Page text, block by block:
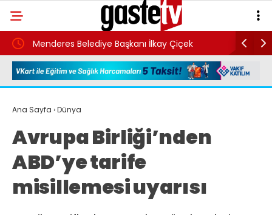
Menderes Belediye Başkanı İlkay Çiçek
görevden uzaklaştırıldı
Suikast
Burkay
Ana Sayfa ›Dünya
Avrupa Birliği’nden
ABD’ye tarife
misillemesi uyarısı